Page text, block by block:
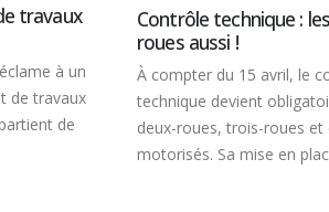
deux-
pour les
commerciale établie :
s’apprécie le préavis à
Lorsqu’ils sont appelés à
durée du préavis à
rupture d’une relation
établie, les...